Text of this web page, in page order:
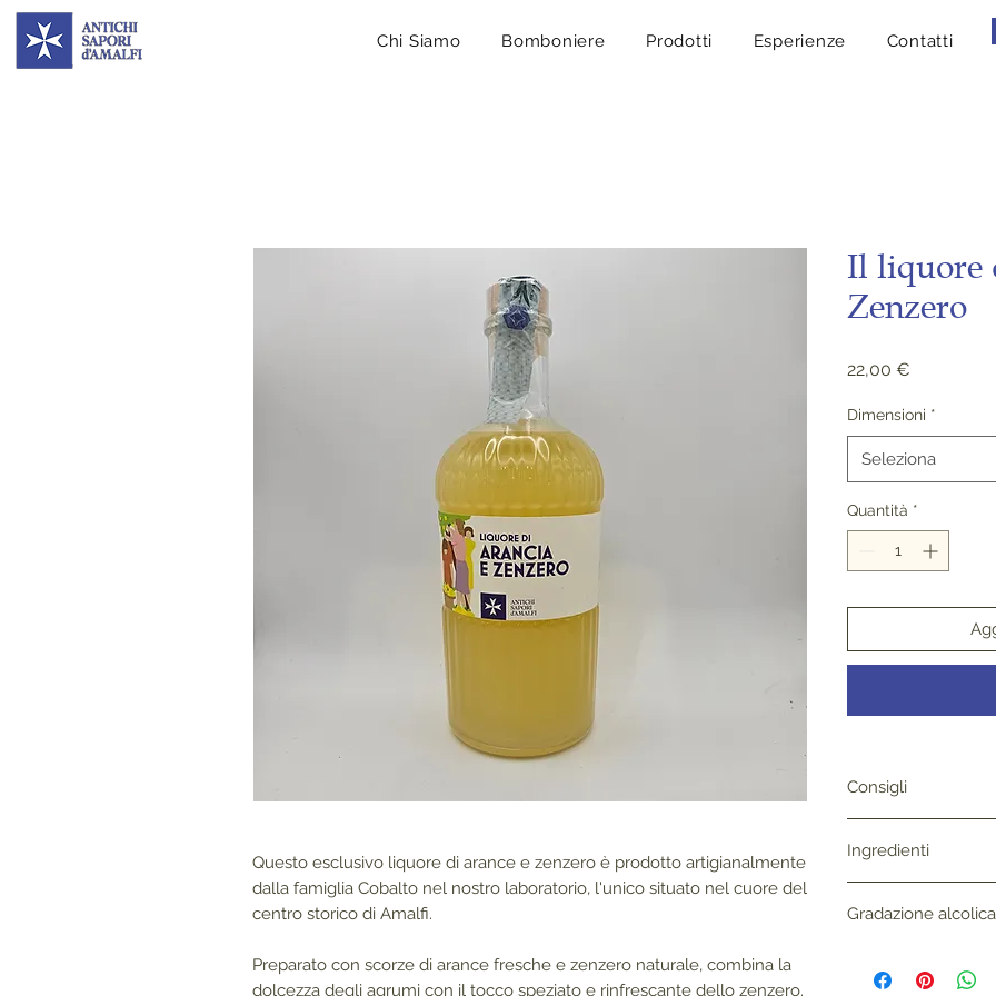
Chi Siamo Bomboniere Prodotti Esperienze Contatti
Questo esclusivo liquore di arance e zenzero è prodotto artigianalmente
dalla famiglia Cobalto nel nostro laboratorio, l'unico situato nel cuore del
centro storico di Amalfi.
Preparato con scorze di arance fresche e zenzero naturale, combina la
dolcezza degli agrumi con il tocco speziato e rinfrescante dello zenzero.
Il liquore
Zenzero
22,00 €
Dimensioni *
Seleziona
Quantità *
Consigli
meglio il sapore
Ingredienti
di arance fresche,
Gradazione alcolica